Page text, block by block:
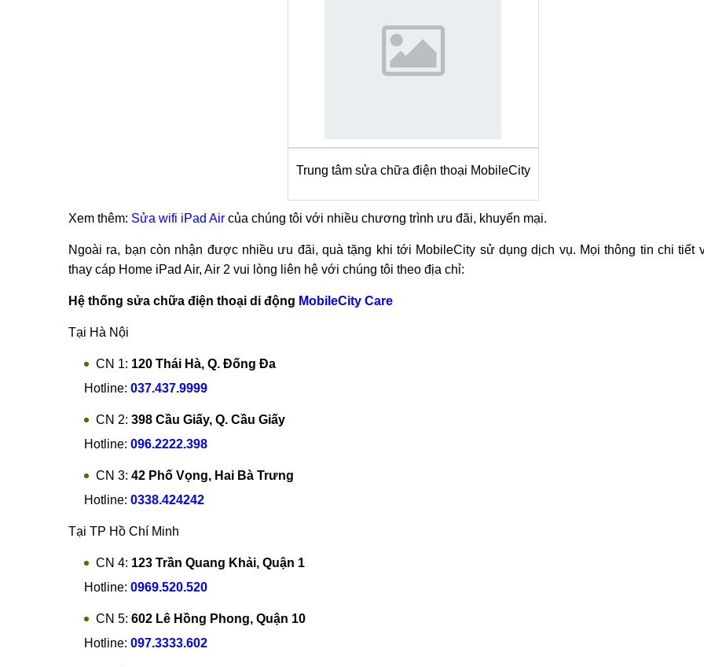
Trung tâm sửa chữa điện thoại MobileCity
Xem thêm: Sửa wifi iPad Air của chúng tôi với nhiều chương trình ưu đãi, khuyến mại.
Ngoài ra, bạn còn nhận được nhiều ưu đãi, quà tặng khi tới MobileCity sử dụng dịch vụ. Mọi thông tin chi tiết
thay cáp Home iPad Air, Air 2 vui lòng liên hệ với chúng tôi theo địa chỉ:
Hệ thống sửa chữa điện thoại di động MobileCity Care
Tại Hà Nội
CN 1: 120 Thái Hà, Q. Đống Đa
Hotline: 037.437.9999
CN 2: 398 Cầu Giấy, Q. Cầu Giấy
Hotline: 096.2222.398
CN 3: 42 Phố Vọng, Hai Bà Trưng
Hotline: 0338.424242
Tại TP Hồ Chí Minh
CN 4: 123 Trần Quang Khải, Quận 1
Hotline: 0969.520.520
CN 5: 602 Lê Hồng Phong, Quận 10
Hotline: 097.3333.602